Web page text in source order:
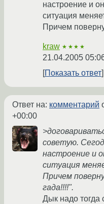
настроение и
ситуация
Причем
kraw ★★★★
21.04.2005
Показать ответ
Ответ на: комментарий
+00:00
советую.
настроение и
ситуация
Причем
гада!!!!".
Дык надо тогда